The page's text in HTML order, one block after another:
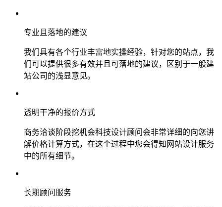
专业且落地的建议
我们具有各个行业丰富地实操经验，针对您的站点，我
们可以提供很多有效并且可落地的建议，区别于一般建
站公司的浅显意见。
透明干净的报价方式
商务洽谈阶段挖机会科技设计顾问会非常详细的向您讲
解价格计算方式，在这个过程中您会得知网站设计服务
中的所有细节。
长期顾问服务